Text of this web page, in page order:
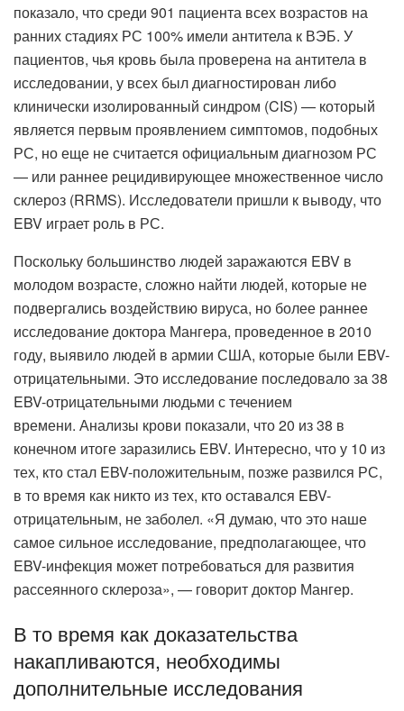
показало, что среди 901 пациента всех возрастов на
ранних стадиях РС 100% имели антитела к ВЭБ. У
пациентов, чья кровь была проверена на антитела в
исследовании, у всех был диагностирован либо
клинически изолированный синдром (CIS) — который
является первым проявлением симптомов, подобных
РС, но еще не считается официальным диагнозом РС
— или раннее рецидивирующее множественное число
склероз (RRMS). Исследователи пришли к выводу, что
EBV играет роль в РС.
Поскольку большинство людей заражаются EBV в
молодом возрасте, сложно найти людей, которые не
подвергались воздействию вируса, но более раннее
исследование доктора Мангера, проведенное в 2010
году, выявило людей в армии США, которые были EBV-
отрицательными. Это исследование последовало за 38
EBV-отрицательными людьми с течением
времени. Анализы крови показали, что 20 из 38 в
конечном итоге заразились EBV. Интересно, что у 10 из
тех, кто стал EBV-положительным, позже развился РС,
в то время как никто из тех, кто оставался EBV-
отрицательным, не заболел. «Я думаю, что это наше
самое сильное исследование, предполагающее, что
EBV-инфекция может потребоваться для развития
рассеянного склероза», — говорит доктор Мангер.
В то время как доказательства
накапливаются, необходимы
дополнительные исследования